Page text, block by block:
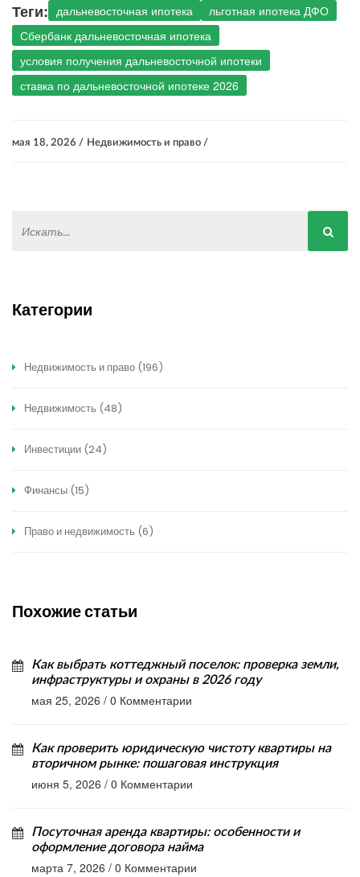
Теги: дальневосточная ипотека
льготная ипотека ДФО
Сбербанк дальневосточная ипотека
условия получения дальневосточной ипотеки
ставка по дальневосточной ипотеке 2026
мая 18, 2026 / Недвижимость и право /
Категории
Недвижимость и право (196)
Недвижимость (48)
Инвестиции (24)
Финансы (15)
Право и недвижимость (6)
Похожие статьи
Как выбрать коттеджный поселок: проверка земли,
инфраструктуры и охраны в 2026 году
мая 25, 2026 / 0 Комментарии
Как проверить юридическую чистоту квартиры на
вторичном рынке: пошаговая инструкция
июня 5, 2026 / 0 Комментарии
Посуточная аренда квартиры: особенности и
оформление договора найма
марта 7, 2026 / 0 Комментарии